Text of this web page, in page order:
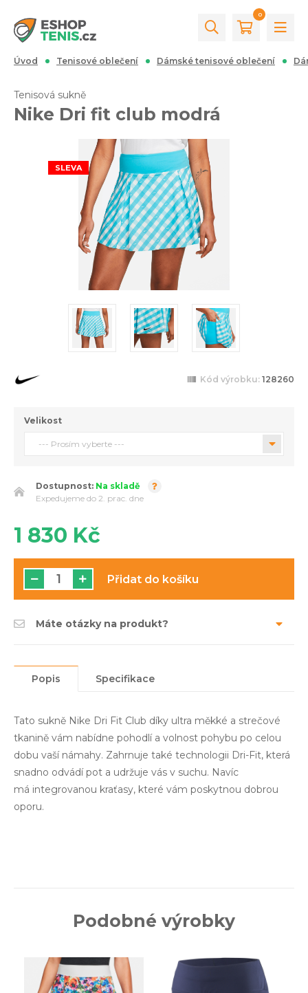
0
Úvod Tenisové oblečení Dámské tenisové oblečení
Tenisová sukně
Nike Dri fit club modrá
SLEVA
Kód výrobku: 128260
Velikost
--- Prosím vyberte ---
Dostupnost: Na skladě
Expedujeme do 2. prac. dne
1 830 Kč
Přidat do košíku
Máte otázky na produkt?
Popis Specifikace
Tato sukně Nike Dri Fit Club díky ultra měkké a strečové
tkanině vám nabídne pohodlí a volnost pohybu po celou
dobu vaší námahy. Zahrnuje také technologii Dri-Fit, která
snadno odvádí pot a udržuje vás v suchu. Navíc
má integrovanou kraťasy, které vám poskytnou dobrou
oporu.
Podobné výrobky